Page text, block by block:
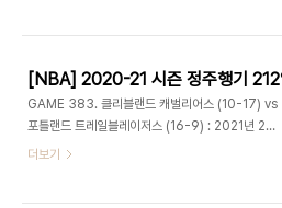
필리는 시몬스와 토바이어스 해리스가 득점 대부분
비 강화하며 상대의 인사이드 공격을 막아내고 루윌
이 본격적으로 득점에 나서며 클리퍼스 연속 10득점
하는 등 11-16 리드. 캐브스는 콜린 섹스턴과 대리어
스 갈랜드에게 공격의 상당 부분을 의존하는 모습. 클
리블랜드가 일찌감치 팀파울에 걸려 클리퍼스는 자
모리스가 득점해주며 24-32 1쿼터 종료. - 모리스
GAME 383. 클리블랜드 캐벌리어스 (10-17) vs
포틀랜드 트레일블레이저스 (16-9) : 2021년 2월
13일 경기. 모다 센터 - 안드레 드러먼드 계속 골밑
더보기